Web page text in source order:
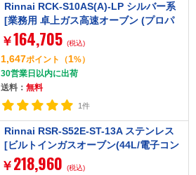
Rinnai RCK-S10AS(A)-LP シルバー系
[業務用 卓上ガス高速オーブン (プロパ
ンガス用・22L)]
￥164,705 (税込)
1,647ポイント （1%）
30営業日以内に出荷
送料： 無料
1件
Rinnai RSR-S52E-ST-13A ステンレス
[ビルトインガスオーブン(44L/電子コン
ベック/都市ガス用)]
￥ 218,960 (税込)